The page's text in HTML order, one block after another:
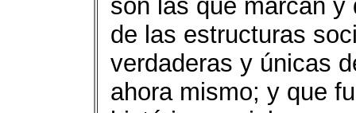
son las que marcan
de las estructuras
verdaderas y únicas
ahora mismo; y que